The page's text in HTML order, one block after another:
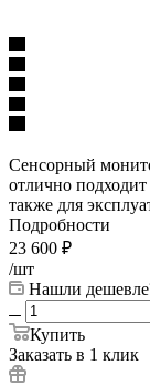
Сенсорный
отлично подходит
также для
Подробности
23 600 ₽
/шт
Нашли
Купить
Заказать в 1 клик